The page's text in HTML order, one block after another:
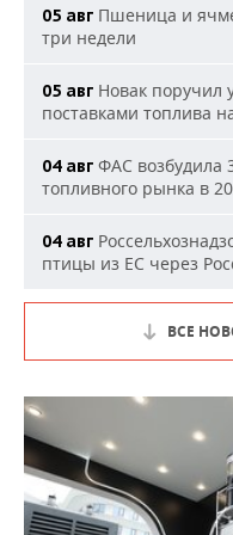
05 авг Пшеница и
три недели
05 авг Новак поручил
поставками топлива
04 авг ФАС возбудила
топливного рынка в
04 авг
птицы из ЕС через
ВСЕ